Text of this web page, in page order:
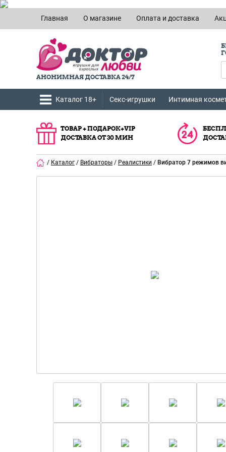
Главная О магазине Оплата и доставка
АНОНИМНАЯ ДОСТАВКА 24/7
Каталог 18+ Секс-игрушки Интимная
ТОВАР + ПОДАРОК+VIP
ДОСТАВКА ОТ 30 МИН
/ Каталог / Вибраторы / Реалистики / Вибратор 7 режимов